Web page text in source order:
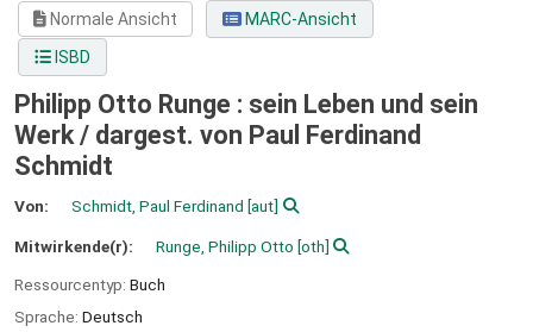
Normale Ansicht
MARC-Ansicht
ISBD
Philipp Otto Runge : sein Leben und sein
Werk / dargest. von Paul Ferdinand
Schmidt
Von: Schmidt, Paul Ferdinand [aut]
Mitwirkende(r): Runge, Philipp Otto [oth]
Ressourcentyp: Buch
Sprache: Deutsch